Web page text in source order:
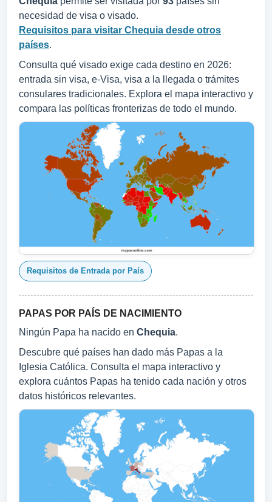
necesidad de visa o visado.
Requisitos para visitar Chequia desde otros
países.
Consulta qué visado exige cada destino en 2026:
entrada sin visa, e-Visa, visa a la llegada o trámites
consulares tradicionales. Explora el mapa interactivo y
compara las políticas fronterizas de todo el mundo.
Requisitos de Entrada por País
PAPAS POR PAÍS DE NACIMIENTO
Ningún Papa ha nacido en Chequia.
Descubre qué países han dado más Papas a la
Iglesia Católica. Consulta el mapa interactivo y
explora cuántos Papas ha tenido cada nación y otros
datos históricos relevantes.